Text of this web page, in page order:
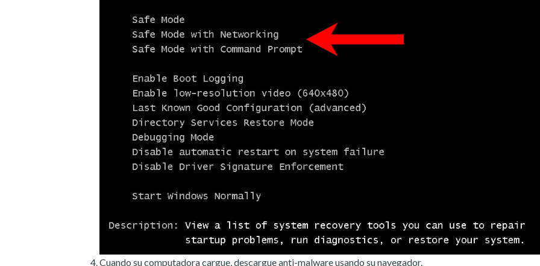
Cuando su computadora cargue, descargue anti-malware usando su navegador.